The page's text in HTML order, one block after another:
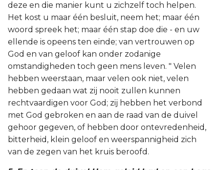
deze en die manier kunt u zichzelf toch helpen.
Het kost u maar één besluit, neem het; maar één
woord spreek het; maar één stap doe die - en uw
ellende is opeens ten einde; van vertrouwen op
God en van geloof kan onder zodanige
omstandigheden toch geen mens leven. " Velen
hebben weerstaan, maar velen ook niet, velen
hebben gedaan wat zij nooit zullen kunnen
rechtvaardigen voor God; zij hebben het verbond
met God gebroken en aan de raad van de duivel
gehoor gegeven, of hebben door ontevredenheid,
bitterheid, klein geloof en weerspannigheid zich
van de zegen van het kruis beroofd.